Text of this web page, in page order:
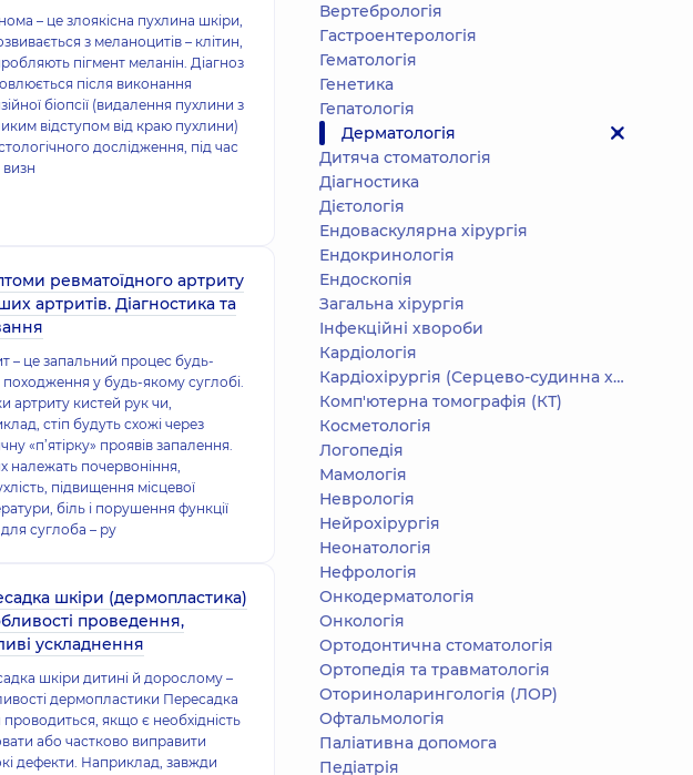
– це злоякісна пухлина шкіри,
з меланоцитів – клітин,
пігмент меланін. Діагноз
після виконання
біопсії (видалення пухлини з
відступом від краю пухлини)
дослідження, під час
визн
ревматоїдного артриту
артритів. Діагностика та
– це запальний процес будь-
походження у будь-якому суглобі.
артриту кистей рук чи,
стіп будуть схожі через
«п’ятірку» проявів запалення.
належать почервоніння,
підвищення місцевої
біль і порушення функції
суглоба – ру
шкіри (дермопластика)
проведення,
ускладнення
шкіри дитині й дорослому –
дермопластики Пересадка
проводиться, якщо є необхідність
або частково виправити
дефекти. Наприклад, завжди
Вертебрологія
Гастроентерологія
Гематологія
Генетика
Гепатологія
Дерматологія
Дитяча стоматологія
Діагностика
Дієтологія
Ендоваскулярна хірургія
Ендокринологія
Ендоскопія
Загальна хірургія
Інфекційні хвороби
Кардіологія
Кардіохірургія (Серцево-судинна хірургія)
Комп'ютерна томографія (КТ)
Косметологія
Логопедія
Мамологія
Неврологія
Нейрохірургія
Неонатологія
Нефрологія
Онкодерматологія
Онкологія
Ортодонтична стоматологія
Ортопедія та травматологія
Оториноларингологія (ЛОР)
Офтальмологія
Паліативна допомога
Педіатрія